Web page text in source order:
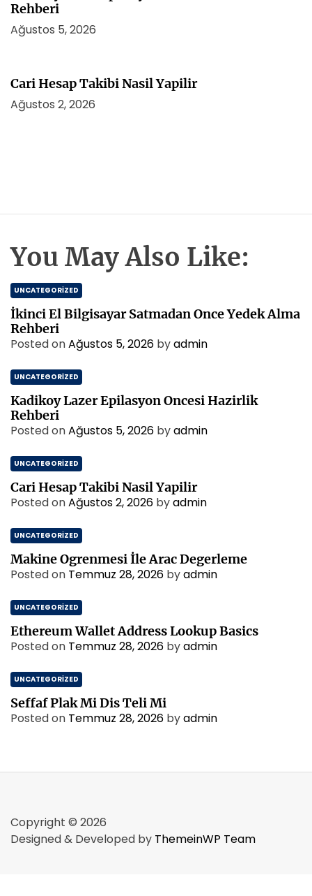
Rehberi
Ağustos 5, 2026
Cari Hesap Takibi Nasil Yapilir
Ağustos 2, 2026
You May Also Like:
UNCATEGORIZED
İkinci El Bilgisayar Satmadan Once Yedek Alma
Rehberi
Posted onAğustos 5, 2026 byadmin
UNCATEGORIZED
Kadikoy Lazer Epilasyon Oncesi Hazirlik
Rehberi
Posted onAğustos 5, 2026 byadmin
UNCATEGORIZED
Cari Hesap Takibi Nasil Yapilir
Posted onAğustos 2, 2026 byadmin
UNCATEGORIZED
Makine Ogrenmesi İle Arac Degerleme
Posted on Temmuz 28, 2026 byadmin
UNCATEGORIZED
Ethereum Wallet Address Lookup Basics
Posted on Temmuz 28, 2026 byadmin
UNCATEGORIZED
Seffaf Plak Mi Dis Teli Mi
Posted on Temmuz 28, 2026 byadmin
Copyright © 2026
Designed & Developed by ThemeinWP Team